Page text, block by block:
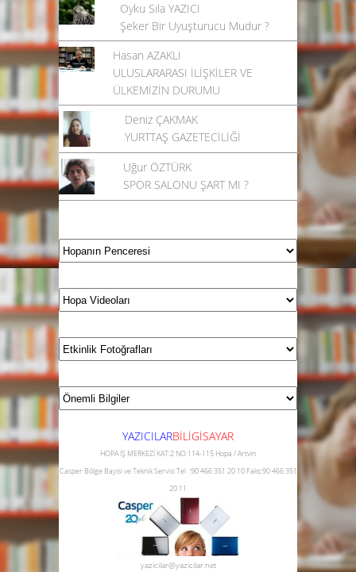
Oyku Sıla YAZICI
Şeker Bir Uyuşturucu Mudur ?
Hasan AZAKLI
ULUSLARARASI İLİŞKİLER VE
ÜLKEMİZİN DURUMU
Deniz ÇAKMAK
YURTTAŞ GAZETECİLİĞİ
Uğur ÖZTÜRK
SPOR SALONU ŞART MI ?
YAZICILARBİLİGİSAYAR
HOPA İŞ MERKEZİ KAT:2 NO:114-115 Hopa / Artvin
Casper Bölge Bayisi ve Teknik ServisiTel :90 466 351 20 10 Faks:90 466 351
20 11
yazicilar@yazicilar.net